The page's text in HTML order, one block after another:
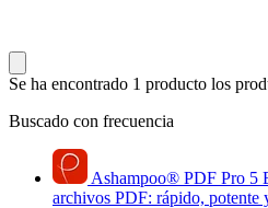
Se ha encontrado 1 producto los
Buscado con frecuencia
Ashampoo® PDF Pro 5
archivos PDF: rápido, potente